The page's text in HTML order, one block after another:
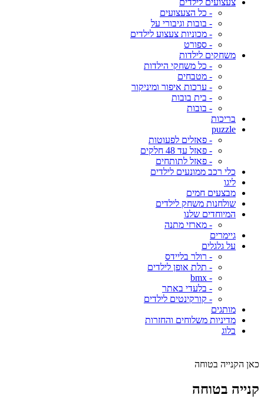
צעצועים לילדים
- כל הצעצועים
- בובות וגיבורי על
- מכוניות צעצוע לילדים
- ספורט
משחקים לילדות
- כל משחקי הילדות
- מטבחים
- ערכות איפור ומיניקור
- בית בובות
- בובות
בריכות
puzzle
- פאזלים לפעוטות
- פאזל עד 48 חלקים
- פאזל לתותחים
כלי רכב ממונעים לילדים
ליגו
מבצעים חמים
שולחנות משחק לילדים
המיוחדים שלנו
- מארזי מתנה
גיימרים
על גלגלים
- רולר בליידס
- תלת אופן לילדים
- bmx
- בלעדי באתר
- קורקינטים לילדים
מותגים
מדיניות משלוחים והחזרות
בלוג
כאן הקנייה בטוחה
קנייה בטוחה